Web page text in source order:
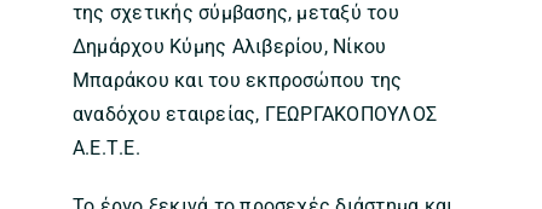
της σχετικής σύμβασης, μεταξύ του
Δημάρχου Κύμης Αλιβερίου, Νίκου
Μπαράκου και του εκπροσώπου της
αναδόχου εταιρείας, ΓΕΩΡΓΑΚΟΠΟΥΛΟΣ
Α.Ε.Τ.Ε.